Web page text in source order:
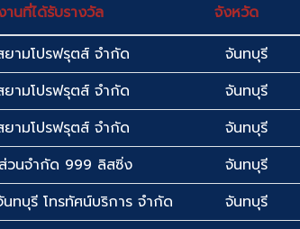
นที่ได้รับรางวัล จังหวัด
ามโปรฟรุตส์ จำกัด จันทบุรี
ามโปรฟรุตส์ จำกัด จันทบุรี
ามโปรฟรุตส์ จำกัด จันทบุรี
วนจำกัด 999 ลิสซิ่ง จันทบุรี
ทบุรี โทรทัศน์บริการ จำกัด จันทบุรี